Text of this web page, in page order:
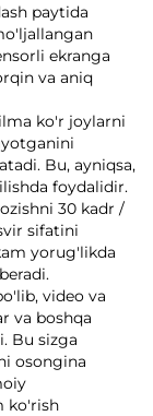
paytida
ekranga
va aniq
ko'r joylarni
Bu, ayniqsa,
foydalidir.
30 kadr /
sifatini
yorug'likda
video va
va boshqa
Bu sizga
osongina
ko'rish